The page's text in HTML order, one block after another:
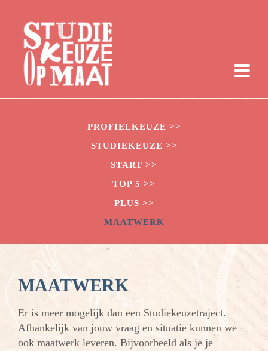
PROFIELKEUZE >>
STUDIEKEUZE >>
START >>
TOP 5 >>
PLUS >>
MAATWERK
MAATWERK
Er is meer mogelijk dan een Studiekeuzetraject.
Afhankelijk van jouw vraag en situatie kunnen we
ook maatwerk leveren. Bijvoorbeeld als je je